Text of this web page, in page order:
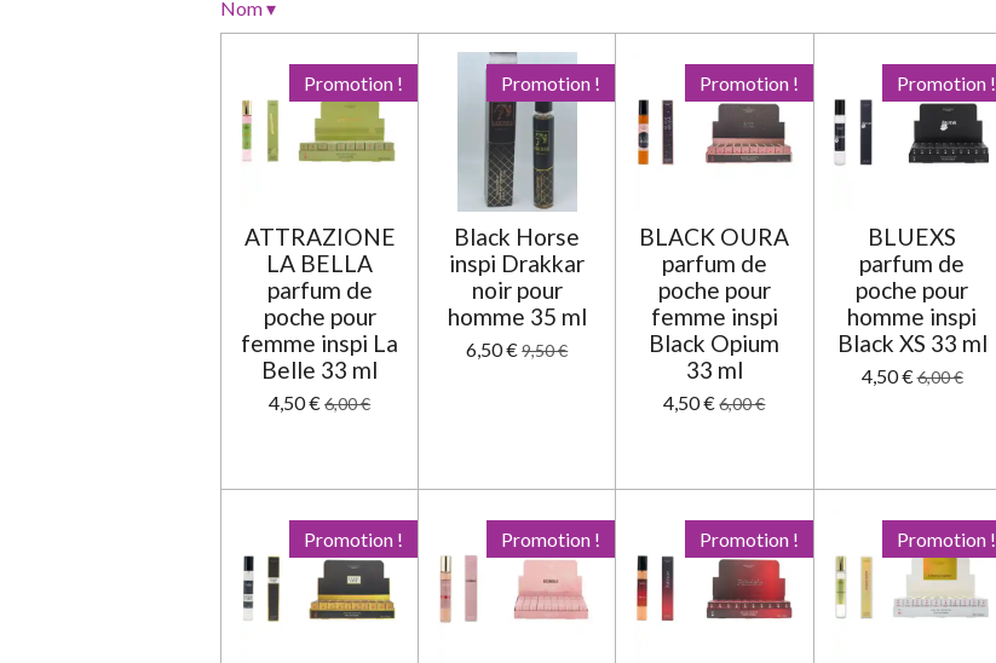
o
n
Nom▾
Promotion !
ATTRAZIONE
LA BELLA
parfum de
poche pour
femme inspi La
Belle 33 ml
4,50 €6,00 €
Promotion !
Black Horse
inspi Drakkar
noir pour
homme 35 ml
6,50 €9,50 €
Promotion !
BLACK OURA
parfum de
poche pour
femme inspi
Black Opium
33 ml
4,50 € 6,00 €
Promotion !
BLUEXS
parfum de
poche pour
homme inspi
Black XS 33 ml
4,50 €6,00 €
Promotion ! Promotion ! Promotion ! Promotion !